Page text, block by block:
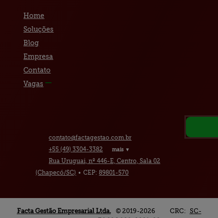
Home
Soluções
Blog
Empresa
Contato
Vagas
contato@factagestao.com.br
+55 (49)3304-3382 mais ▼
Rua Uruguai, nº 446-E, Centro, Sala 02
(Chapecó/SC) • CEP:89801-570
Facta Gestão Empresarial Ltda. © 2019-2026 CRC: SC-